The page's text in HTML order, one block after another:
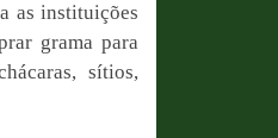
as instituições
grama para
sítios,